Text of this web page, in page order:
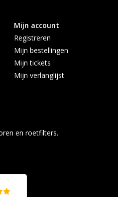
Mijn account
Registreren
Mijn bestellingen
Mijn tickets
Mijn verlanglijst
en roetfilters.